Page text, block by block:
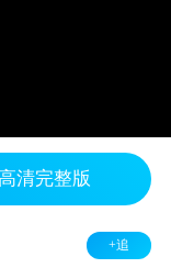
清完整版
+追